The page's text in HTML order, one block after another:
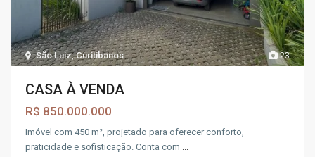
23
São Luiz,Curitibanos
CASA À VENDA
R$ 850.000.000
Imóvel com 450 m², projetado para oferecer conforto,
praticidade e sofisticação. Conta com